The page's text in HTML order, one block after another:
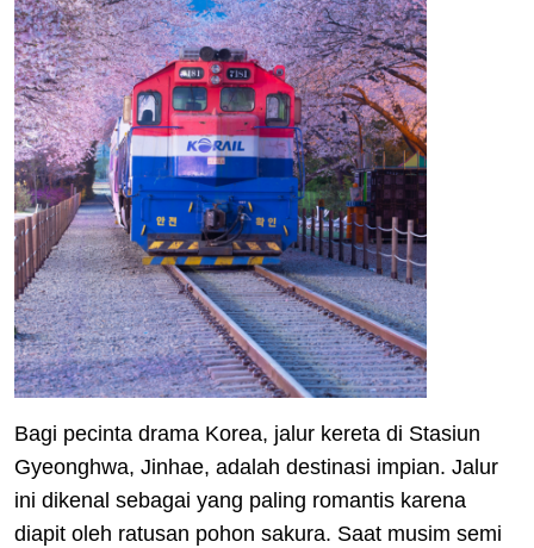
Bagi pecinta drama Korea, jalur kereta di Stasiun
Gyeonghwa, Jinhae, adalah destinasi impian. Jalur
ini dikenal sebagai yang paling romantis karena
diapit oleh ratusan pohon sakura. Saat musim semi